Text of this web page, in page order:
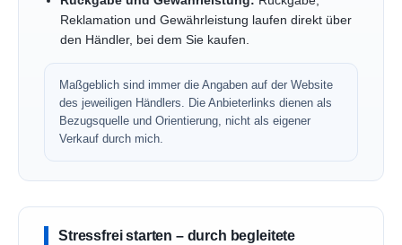
Reklamation und Gewährleistung laufen direkt über
den Händler, bei dem Sie kaufen.
Maßgeblich sind immer die Angaben auf der Website
des jeweiligen Händlers. Die Anbieterlinks dienen als
Bezugsquelle und Orientierung, nicht als eigener
Verkauf durch mich.
Stressfrei starten – durch begleitete